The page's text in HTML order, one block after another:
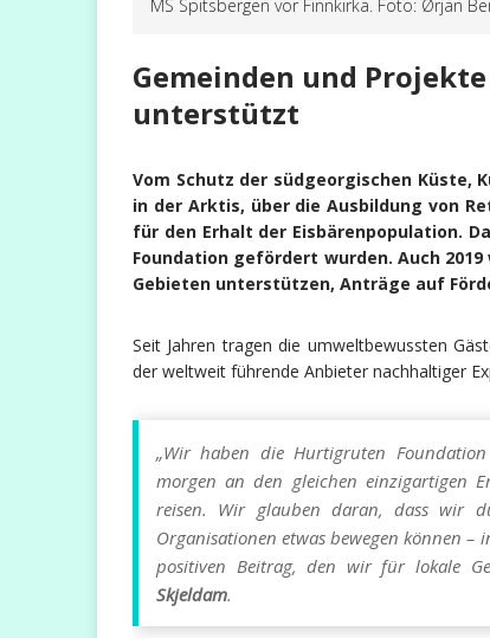
MS Spitsbergen vor Finnkirka. Foto: Ørjan
Gemeinden und
unterstützt
Vom Schutz der südgeorgischen Küste,
in der Arktis, über die Ausbildung von
für den Erhalt der Eisbärenpopulation.
Foundation gefördert wurden. Auch
Gebieten unterstützen, Anträge auf
Seit Jahren tragen die umweltbewussten
der weltweit führende Anbieter nachhaltiger
„Wir haben die Hurtigruten
morgen an den gleichen einzigartigen
reisen. Wir glauben daran, dass wir
Organisationen etwas bewegen können
positiven Beitrag, den wir für lokale
Skjeldam.